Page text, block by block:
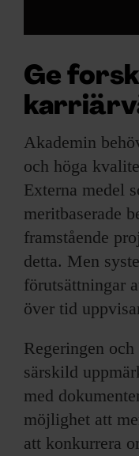
Ge
Akademin
och höga
Externa medel
meritbaserade
framstående
detta. Men
förutsättningar
över tid
Regeringen
särskild
med
möjlighet att
att konkurrera